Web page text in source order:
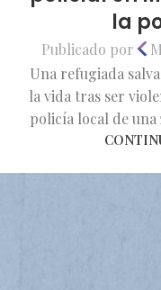
la
Publicado por
Una refugiada
la vida tras ser
policía local de